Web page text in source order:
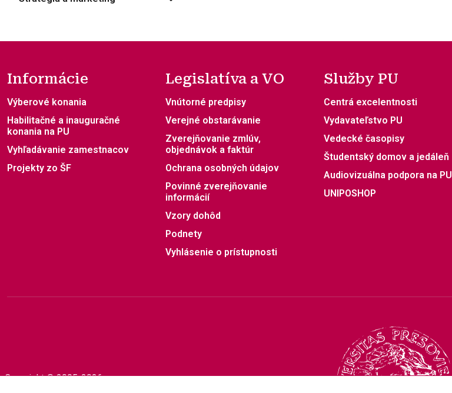
Informácie
Výberové konania
Habilitačné a inauguračné
konania na PU
Vyhľadávanie zamestnacov
Projekty zo ŠF
Legislatíva a VO
Vnútorné predpisy
Verejné obstarávanie
Zverejňovanie zmlúv,
objednávok a faktúr
Ochrana osobných údajov
Povinné zverejňovanie
informácií
Vzory dohôd
Podnety
Vyhlásenie o prístupnosti
Služby PU
Centrá excelentnosti
Vydavateľstvo PU
Vedecké časopisy
Študentský domov a jedáleň
Audiovizuálna podpora na PU
UNIPOSHOP
Copyright © 2005-2026